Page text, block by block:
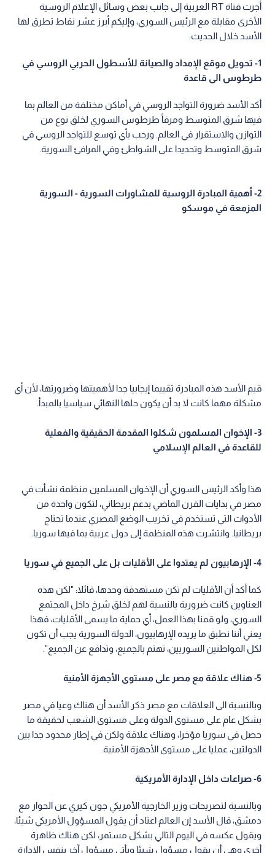
أجرت قناة RT العربية إلى جانب بعض وسائل الإعلام الروسية
الأخرى مقابلة مع الرئيس السوري، وإليكم أبرز عشر نقاط تطرق لها
الأسد خلال الحديث:
1- تحويل موقع الإمداد والصيانة للأسطول الحربي الروسي في
طرطوس الى قاعدة
أكد الأسد ضرورة التواجد الروسي في أماكن مختلفة من العالم بما
فيها شرق المتوسط ومرفأ طرطوس السوري لخلق نوع من
التوازن والاستقرار في العالم. ورحب بأي توسع للتواجد الروسي في
شرق المتوسط وتحديدا على الشواطئ وفي المرافئ السورية.
2- أهمية المبادرة الروسية للمشاورات السورية - السورية
المزمعة في موسكو
قيم الأسد هذه المبادرة تقييما إيجابيا جدا لأهميتها وضرورتها، لأن أي
مشكلة مهما كانت لا بد أن يكون حلها النهائي سياسيا بالمبدأ.
3- الإخوان المسلمون شكلوا المقدمة الحقيقية والفعلية
للقاعدة في العالم الإسلامي
هذا وأكد الرئيس السوري أن الإخوان المسلمين منظمة نشأت في
مصر في بدايات القرن الماضي بدعم بريطاني، لتكون واحدة من
الأدوات التي تستخدم في تخريب الوضع المصري عندما تحتاج
بريطانيا. وانتشرت هذه المنظمة إلى دول عربية بما فيها سوريا.
4- الإرهابيون لم يعتدوا على الأقليات بل على الجميع في سوريا
كما أكد أن الأقليات لم تكن مستهدفة وحدها، قائلا: "لكن هذه
العناوين كانت ضرورية بالنسبة لهم لخلق شرخ داخل المجتمع
السوري، ولو قمنا بهذا العمل، أي حماية ما يسمى الأقليات، فهذا
يعني أننا نطبق ما يريده الإرهابيون، الدولة السورية يجب أن تكون
لكل المواطنين السوريين، تهتم بالجميع، وتدافع عن الجميع".
5- هناك علاقة مع مصر على مستوى الأجهزة الأمنية
وبالنسبة الى العلاقات مع مصر ذكر الأسد أن هناك وعيا في مصر
بشكل عام على مستوى الدولة وعلى مستوى الشعب لحقيقة ما
حصل في سوريا مؤخرا، وهناك علاقة ولكن في إطار محدود جدا بين
الدولتين، عمليا على مستوى الأجهزة الأمنية.
6- صراعات داخل الإدارة الأمريكية
وبالنسبة لتصريحات وزير الخارجية الأمريكي جون كيري عن الحوار مع
دمشق، قال الأسد إن العالم اعتاد أن يقول المسؤول الأمريكي شيئا،
ويقول عكسه في اليوم التالي بشكل مستمر، لكن هناك ظاهرة
أخرى وهي أن يقول مسؤول شيئا ويأتي مسؤول آخر بنفس الإدارة